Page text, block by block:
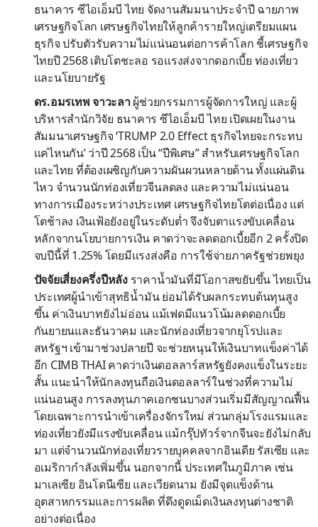
ธนาคาร ซีไอเอ็มบี ไทย จัดงานสัมมนาประจำปี ฉายภาพ
เศรษฐกิจโลก เศรษฐกิจไทยให้ลูกค้ารายใหญ่เตรียมแผน
ธุรกิจ ปรับตัวรับความไม่แน่นอนต่อการค้าโลก ชี้เศรษฐกิจ
ไทยปี 2568 เติบโตชะลอ รอแรงส่งจากดอกเบี้ย ท่องเที่ยว
และนโยบายรัฐ
ดร.อมรเทพ จาวะลาผู้ช่วยกรรมการผู้จัดการใหญ่ และผู้
บริหารสำนักวิจัย ธนาคาร ซีไอเอ็มบี ไทย เปิดเผยในงาน
สัมมนาเศรษฐกิจ ‘TRUMP 2.0 Effect ธุรกิจไทยจะกระทบ
แค่ไหนกัน’ ว่าปี 2568 เป็น “ปีพิเศษ” สำหรับเศรษฐกิจโลก
และไทย ที่ต้องเผชิญกับความผันผวนหลายด้าน ทั้งแผ่นดิน
ไหว จำนวนนักท่องเที่ยวจีนลดลง และความไม่แน่นอน
ทางการเมืองระหว่างประเทศ เศรษฐกิจไทยโตต่อเนื่อง แต่
โตช้าลง เงินเฟ้อยังอยู่ในระดับต่ำ จึงจับตาแรงขับเคลื่อน
หลักจากนโยบายการเงิน คาดว่าจะลดดอกเบี้ยอีก 2 ครั้งปิด
จบปีนี้ที่ 1.25% โดยมีแรงส่งคือ การใช้จ่ายภาครัฐช่วยพยุง
ปัจจัยเสี่ยงครึ่งปีหลังราคาน้ำมันที่มีโอกาสขยับขึ้น ไทยเป็น
ประเทศผู้นำเข้าสุทธิน้ำมัน ย่อมได้รับผลกระทบต้นทุนสูง
ขึ้น ค่าเงินบาทยังไม่อ่อน แม้เฟดมีแนวโน้มลดดอกเบี้ย
กันยายนและธันวาคม และนักท่องเที่ยวจากยุโรปและ
สหรัฐฯ เข้ามาช่วงปลายปี จะช่วยหนุนให้เงินบาทแข็งค่าได้
อีก CIMB THAI คาดว่าเงินดอลลาร์สหรัฐยังคงแข็งในระยะ
สั้น แนะนำให้นักลงทุนถือเงินดอลลาร์ในช่วงที่ความไม่
แน่นอนสูง การลงทุนภาคเอกชนบางส่วนเริ่มมีสัญญาณฟื้น
โดยเฉพาะการนำเข้าเครื่องจักรใหม่ ส่วนกลุ่มโรงแรมและ
ท่องเที่ยวยังมีแรงขับเคลื่อน แม้กรุ๊ปทัวร์จากจีนจะยังไม่กลับ
มา แต่จำนวนนักท่องเที่ยวรายบุคคลจากอินเดีย รัสเซีย และ
อเมริกากำลังเพิ่มขึ้น นอกจากนี้ ประเทศในภูมิภาค เช่น
มาเลเซีย อินโดนีเซีย และเวียดนาม ยังมีจุดแข็งด้าน
อุตสาหกรรมและการผลิต ที่ดึงดูดเม็ดเงินลงทุนต่างชาติ
อย่างต่อเนื่อง